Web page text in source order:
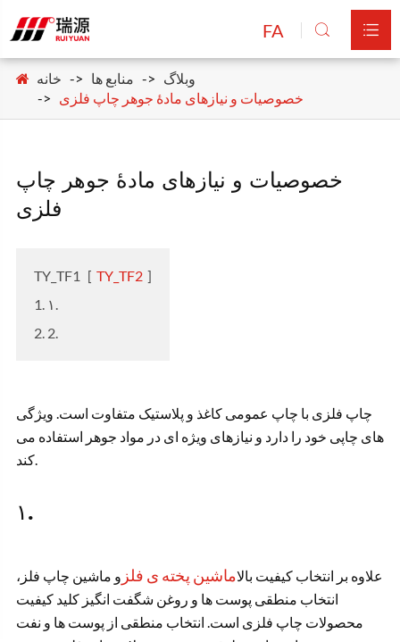
FA  
خانه منابع ها
وبلاگ
خصوصیات و نیازهای مادهٔ جوهر چاپ فلزی
خصوصیات و نیازهای مادهٔ جوهر چاپ
فلزی
TY_TF1 [ TY_TF2 ]
1. ۱.
2. 2.
چاپ فلزی با چاپ عمومی کاغذ و پلاستیک متفاوت است. ویژگی
های چاپی خود را دارد و نیازهای ویژه ای در مواد جوهر استفاده می
کند.
۱.
علاوه بر انتخاب کیفیت بالاماشین پخته ی فلز و ماشین چاپ فلز،
انتخاب منطقی پوست ها و روغن شگفت انگیز کلید کیفیت
محصولات چاپ فلزی است. انتخاب منطقی از پوست ها و نفت